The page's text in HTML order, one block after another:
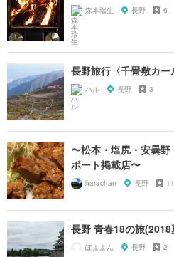
森本瑞生 長野 6
長野旅行〈千畳敷カー
ハル 長野 3
〜松本・塩尻・安曇
ポート掲載店〜
harachan 長野 11
長野 青春18の旅(2018
ぽよよん 長野 2